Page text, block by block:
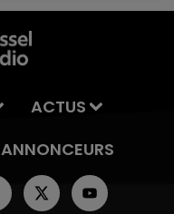
ACTUS
ANNONCEURS